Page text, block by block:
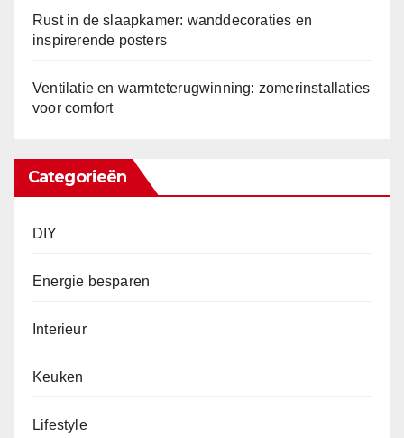
Rust in de slaapkamer: wanddecoraties en
inspirerende posters
Ventilatie en warmteterugwinning: zomerinstallaties
voor comfort
Categorieën
DIY
Energie besparen
Interieur
Keuken
Lifestyle